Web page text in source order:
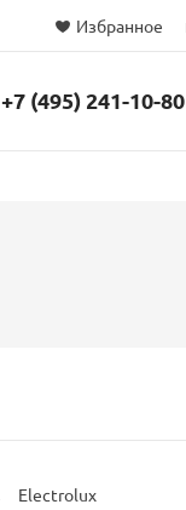
Избранное
+7 (495) 241-10-80
Electrolux